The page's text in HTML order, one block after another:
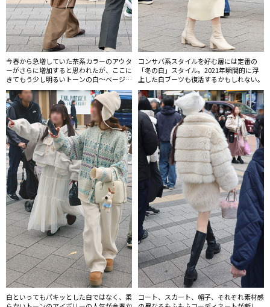
今春から急増していた茶系カラーのアウタ
ーがさらに増加すると思われたが、ここに
きてもう少し明るいトーンの白〜ベージュ
系カラーが復活。ボトムスやバッグで茶系
を取り入れた、今年のトレンドを象徴する
ような着こなし。
コンサバ系スタイルを好む層には定番の
「冬の白」スタイル。2021年瞬間的に浮
上した白ブーツも復活するかもしれない。
白といってもパキッとした白ではなく、柔
コート、スカート、帽子、それぞれ素材感